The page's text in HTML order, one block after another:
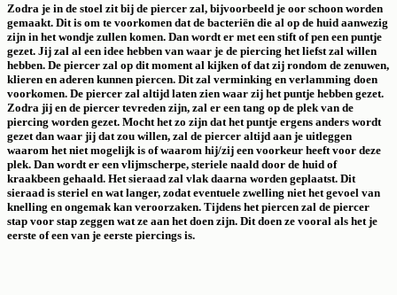
Zodra je in de stoel zit bij de piercer zal, bijvoorbeeld je oor schoon worden
gemaakt. Dit is om te voorkomen dat de bacteriën die al op de huid aanwezig
zijn in het wondje zullen komen. Dan wordt er met een stift of pen een puntje
gezet. Jij zal al een idee hebben van waar je de piercing het liefst zal willen
hebben. De piercer zal op dit moment al kijken of dat zij rondom de zenuwen,
klieren en aderen kunnen piercen. Dit zal verminking en verlamming doen
voorkomen. De piercer zal altijd laten zien waar zij het puntje hebben gezet.
Zodra jij en de piercer tevreden zijn, zal er een tang op de plek van de
piercing worden gezet. Mocht het zo zijn dat het puntje ergens anders wordt
gezet dan waar jij dat zou willen, zal de piercer altijd aan je uitleggen
waarom het niet mogelijk is of waarom hij/zij een voorkeur heeft voor deze
plek. Dan wordt er een vlijmscherpe, steriele naald door de huid of
kraakbeen gehaald. Het sieraad zal vlak daarna worden geplaatst. Dit
sieraad is steriel en wat langer, zodat eventuele zwelling niet het gevoel van
knelling en ongemak kan veroorzaken. Tijdens het piercen zal de piercer
stap voor stap zeggen wat ze aan het doen zijn. Dit doen ze vooral als het je
eerste of een van je eerste piercings is.